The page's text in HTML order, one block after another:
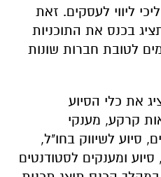
את כלי הסיוע
קרקע, מענקי
לשיווק בחו"ל,
הכנס תוצג תכנית
של התעשייה הישראלית